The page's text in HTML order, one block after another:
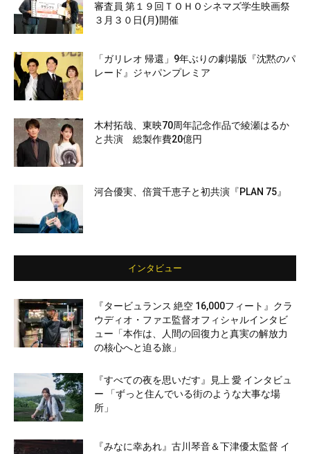
審査員 第１９回ＴＯＨＯシネマズ学生映画祭
３月３０日(月)開催
「ガリレオ 帰還」9年ぶりの劇場版『沈黙のパ
レード』ジャパンプレミア
木村拓哉、東映70周年記念作品で綾瀬はるか
と共演 総製作費20億円
河合優実、倍賞千恵子と初共演『PLAN 75』
インタビュー
『タービュランス 絶空 16,000フィート』クラ
ウディオ・ファエ監督オフィシャルインタビ
ュー「本作は、人間の回復力と真実の解放力
の核心へと迫る旅」
『すべての夜を思いだす』見上 愛 インタビュ
ー 「ずっと住んでいる街のような大事な場
所」
『みなに幸あれ』古川琴音＆下津優太監督 イ